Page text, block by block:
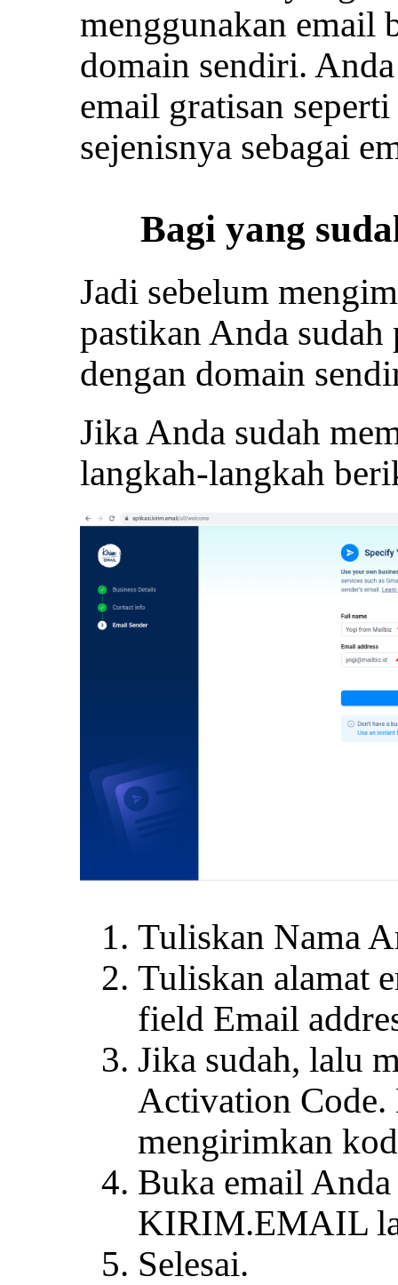
menggunakan email
domain sendiri.
email gratisan
sejenisnya sebagai
Bagi yang
Jadi sebelum
pastikan Anda
dengan domain
Jika Anda sudah
langkah-langkah
Tuliskan Nama
Tuliskan alamat
field Email
Jika sudah, lalu
Activation
mengirimkan
Buka email
KIRIM.EMAIL
Selesai.